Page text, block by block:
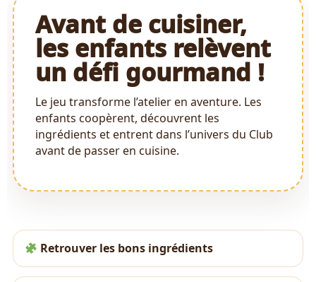
Avant de cuisiner,
les enfants relèvent
un défi gourmand !
Le jeu transforme l’atelier en aventure. Les
enfants coopèrent, découvrent les
ingrédients et entrent dans l’univers du Club
avant de passer en cuisine.
Retrouver les bons ingrédients